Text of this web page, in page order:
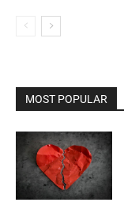
MOST POPULAR